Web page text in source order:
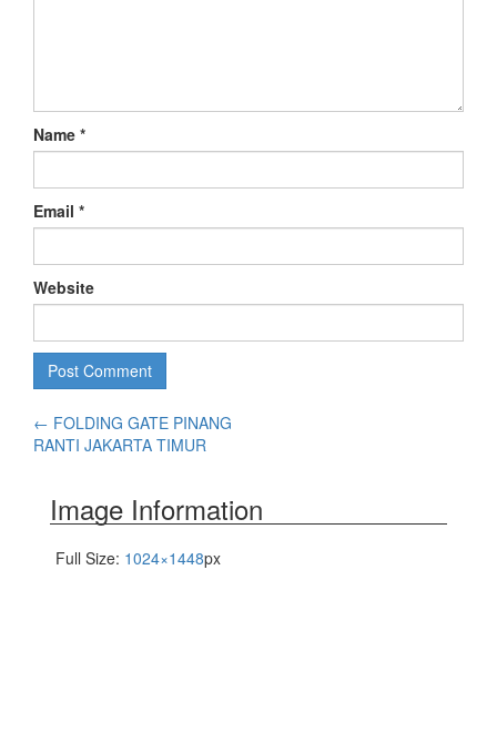
Name *
Email *
Website
← FOLDING GATE PINANG
RANTI JAKARTA TIMUR
Image Information
Full Size: 1024×1448px